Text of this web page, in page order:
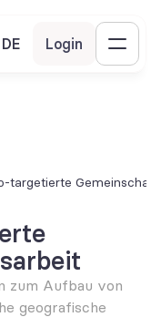
DE Login
targetierte
zum Aufbau von
geografische